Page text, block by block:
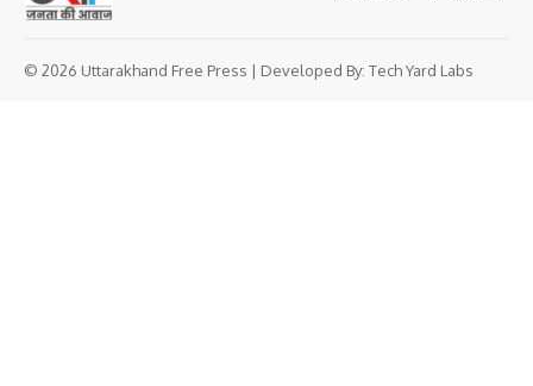
© 2026 Uttarakhand Free Press | Developed By: Tech Yard Labs